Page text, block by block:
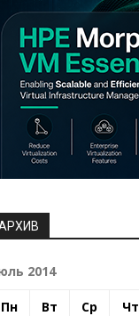
2014
Пн Вт Ср Чт